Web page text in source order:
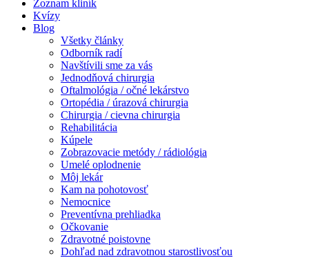
Zoznam kliník
Kvízy
Blog
Všetky články
Odborník radí
Navštívili sme za vás
Jednodňová chirurgia
Oftalmológia / očné lekárstvo
Ortopédia / úrazová chirurgia
Chirurgia / cievna chirurgia
Rehabilitácia
Kúpele
Zobrazovacie metódy / rádiológia
Umelé oplodnenie
Môj lekár
Kam na pohotovosť
Nemocnice
Preventívna prehliadka
Očkovanie
Zdravotné poistovne
Dohľad nad zdravotnou starostlivosťou